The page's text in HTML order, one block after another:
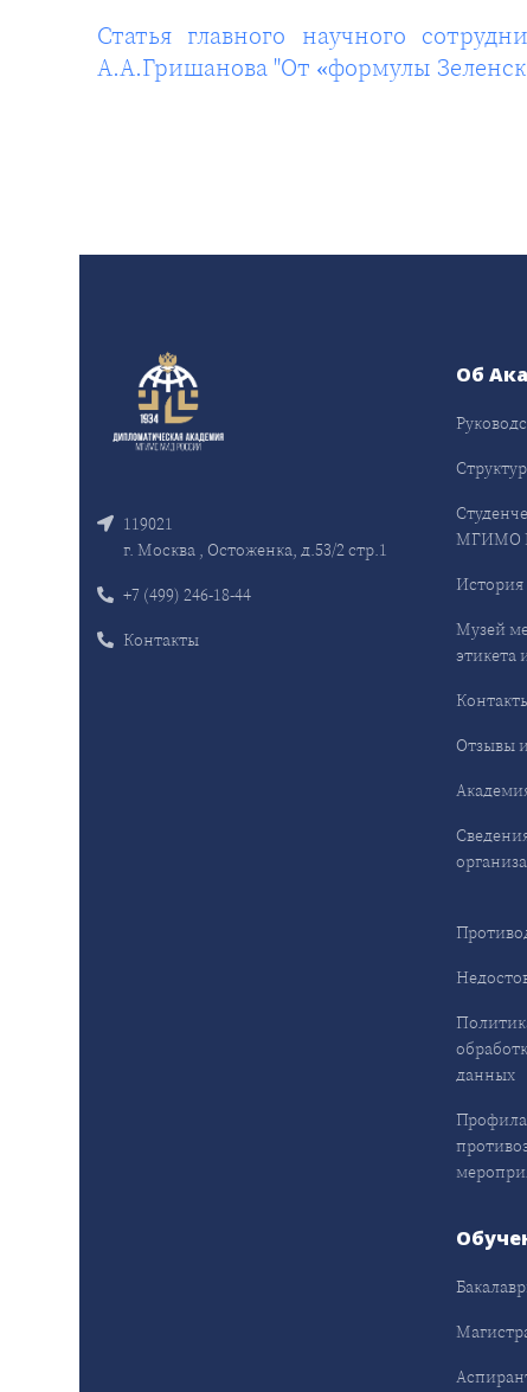
Статья главного научного
А.А.Гришанова "От «формулы
119021
г. Москва , Остоженка, д.53/2 стр.1
+7 (499) 246-18-44
Контакты
Об
МГИМО
История
Музей
этикета
Отзывы
данных